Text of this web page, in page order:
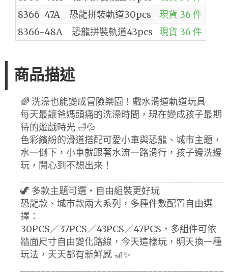
8366-47A 恐龍拼裝軌道30pcs
現貨 36 件
8366-48A 恐龍拼裝軌道43pcs
現貨 36 件
商品描述
🌈 洗澡也能變成冒險樂園！戲水滑道軌道玩具
每天最讓爸媽頭痛的洗澡時間，現在變成孩子最期
待的遊戲時光 🛁💦
色彩繽紛的滑道搭配可愛小車與恐龍、城市主題，
水一倒下，小車就跟著水流一路滑行，孩子邊洗邊
玩，開心到不想出來！
🦖 多款主題可選・自由組裝更好玩
恐龍款、城市款兩大系列，多種件數配置自由選
擇：
30PCS／37PCS／43PCS／47PCS，多組件可依
牆面尺寸自由變化路線，今天這樣玩，明天換一種
玩法，天天都有新鮮感 🎢✨